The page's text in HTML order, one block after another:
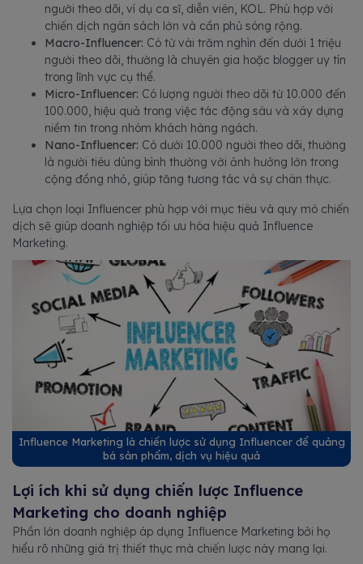
người theo dõi, ví dụ ca sĩ, diễn viên, KOL. Phù hợp với
chiến dịch ngân sách lớn và cần phủ sóng rộng.
Macro-Influencer: Có từ vài trăm nghìn đến dưới 1 triệu
người theo dõi, thường là chuyên gia hoặc blogger uy tín
trong lĩnh vực cụ thể.
Micro-Influencer: Có lượng người theo dõi từ 10.000 đến
100.000, hiệu quả trong việc tác động sâu và xây dựng
niềm tin trong nhóm khách hàng ngách.
Nano-Influencer: Có dưới 10.000 người theo dõi, thường
là người tiêu dùng bình thường với ảnh hưởng lớn trong
cộng đồng nhỏ, giúp tăng tương tác và sự chân thực.
Lựa chọn loại Influencer phù hợp với mục tiêu và quy mô chiến
dịch sẽ giúp doanh nghiệp tối ưu hóa hiệu quả Influence
Marketing.
Influence Marketing là chiến lược sử dụng Influencer để quảng
bá sản phẩm, dịch vụ hiệu quả
Lợi ích khi sử dụng chiến lược Influence
Marketing cho doanh nghiệp
Phần lớn doanh nghiệp áp dụng Influence Marketing bởi họ
hiểu rõ những giá trị thiết thực mà chiến lược này mang lại.